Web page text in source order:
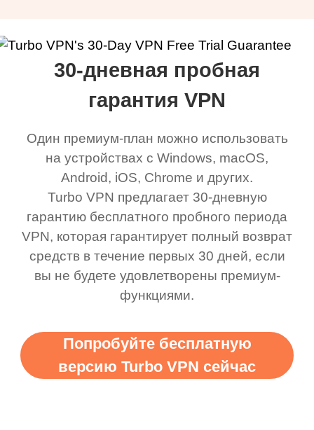
30-дневная пробная
гарантия VPN
Один премиум-план можно использовать
на устройствах с Windows, macOS,
Android, iOS, Chrome и других.
Turbo VPN предлагает 30-дневную
гарантию бесплатного пробного периода
VPN, которая гарантирует полный возврат
средств в течение первых 30 дней, если
вы не будете удовлетворены премиум-
функциями.
Попробуйте бесплатную
версию Turbo VPN сейчас